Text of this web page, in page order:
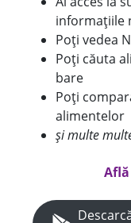
informațiile
Poți vedea
Poți căuta
bare
Poți
alimentelor
și multe